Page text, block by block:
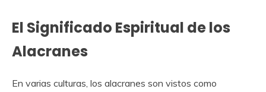
El Significado Espiritual de los
Alacranes
En varias culturas, los alacranes son vistos como